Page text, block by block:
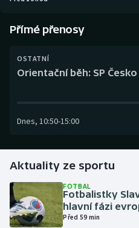
Florbal
Golf
Házená
Jezdectví
Přímé přenosy
OSTATNÍ
Orientační běh: SP
Dnes, 10:50-15:00
Aktuality ze sportu
FOTBAL
Fotbalistky
hlavní fázi
Před 59 min